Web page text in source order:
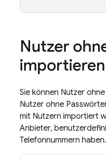
Nutzer
importieren
Sie können Nutzer
Nutzer ohne
mit Nutzern importiert
Anbieter,
Telefonnummern haben.